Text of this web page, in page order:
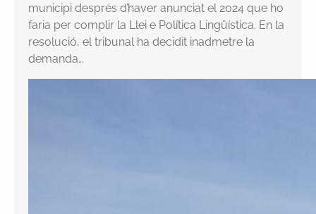
municipi després d’haver anunciat el 2024 que ho
faria per complir la Llei e Política Lingüística. En la
resolució, el tribunal ha decidit inadmetre la
demanda…